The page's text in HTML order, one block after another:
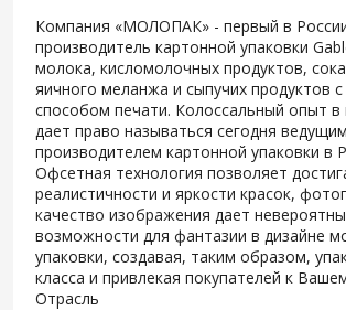
Компания «МОЛОПАК» - первый в
производитель картонной упаковки
молока, кисломолочных продуктов,
яичного меланжа и сыпучих продуктов
способом печати. Колоссальный опыт в
дает право называться сегодня ведущим
производителем картонной упаковки в
Офсетная технология позволяет
реалистичности и яркости красок,
качество изображения дает
возможности для фантазии в дизайне
упаковки, создавая, таким образом,
класса и привлекая покупателей к
Отрасль